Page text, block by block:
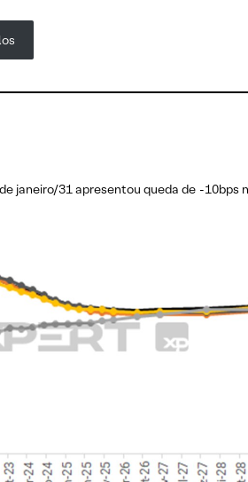
janeiro/31 apresentou queda de -10bps